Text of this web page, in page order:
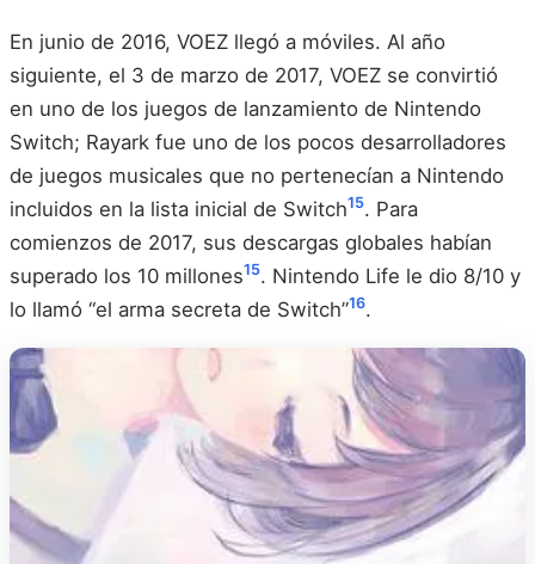
En junio de 2016, VOEZ llegó a móviles. Al año
siguiente, el 3 de marzo de 2017, VOEZ se convirtió
en uno de los juegos de lanzamiento de Nintendo
Switch; Rayark fue uno de los pocos desarrolladores
de juegos musicales que no pertenecían a Nintendo
incluidos en la lista inicial de Switch15. Para
comienzos de 2017, sus descargas globales habían
superado los 10 millones15. Nintendo Life le dio 8/10 y
lo llamó “el arma secreta de Switch”16.